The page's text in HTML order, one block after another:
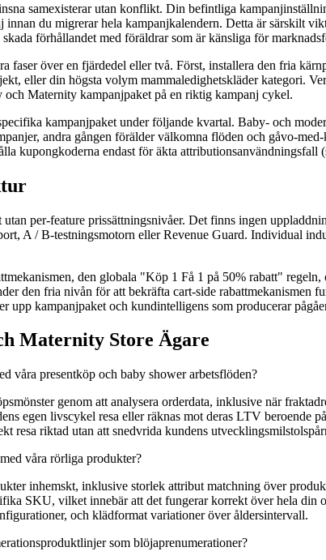
samexisterar utan konflikt. Din befintliga
du migrerar hela kampanjkalendern. Detta är särskilt
förhållandet med föräldrar som är känsliga för
faser över en fjärdedel eller två. Först, installera den fria
eller din högsta volym mammaledighetskläder kategori.
Maternity kampanjpaket på en riktig kampanj cykel.
kampanjpaket under följande kvartal. Baby- och
andra gången förälder välkomna flöden och gåvo-
kupongkoderna endast för äkta
per-feature prissättningsnivåer. Det finns ingen
A / B-testningsmotorn eller Revenue Guard. Individual
den globala "Köp 1 Få 1 på 50% rabatt"
den fria nivån för att bekräfta cart-side
upp kampanjpaket och kundintelligens som producerar
Maternity Store Ägare
våra presentköp och baby shower arbetsflöden?
genom att analysera orderdata, inklusive när
egen livscykel resa eller räknas mot deras LTV
resa riktad utan att snedvrida kundens
våra rörliga produkter?
inhemskt, inklusive storlek attribut matchning över
SKU, vilket innebär att det fungerar korrekt över hela
och klädformat variationer över åldersintervall.
som blöjaprenumerationer?